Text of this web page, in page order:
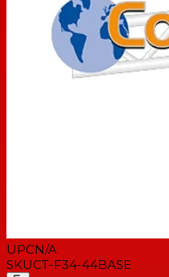
UPCN/A
SKUCT-F34-44BASE